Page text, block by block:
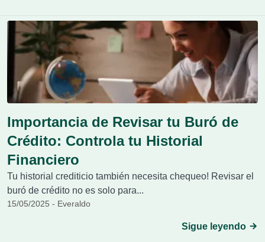
Importancia de Revisar tu Buró de
Crédito: Controla tu Historial
Financiero
Tu historial crediticio también necesita chequeo! Revisar el
buró de crédito no es solo para...
15/05/2025 - Everaldo
Sigue leyendo